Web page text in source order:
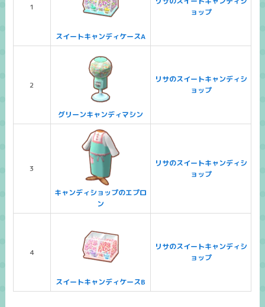
1
スイートキャンディケースA
ョップ
2
グリーンキャンディマシン
リサのスイートキャンディシ
ョップ
3
キャンディショップのエプロ
ン
リサのスイートキャンディシ
ョップ
4
スイートキャンディケースB
リサのスイートキャンディシ
ョップ